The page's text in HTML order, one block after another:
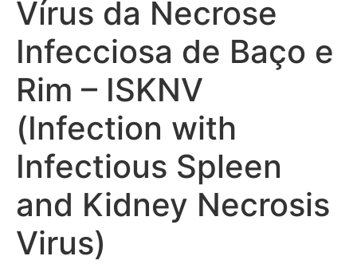
Vírus da Necrose
Infecciosa de Baço e
Rim – ISKNV
(Infection with
Infectious Spleen
and Kidney Necrosis
Virus)